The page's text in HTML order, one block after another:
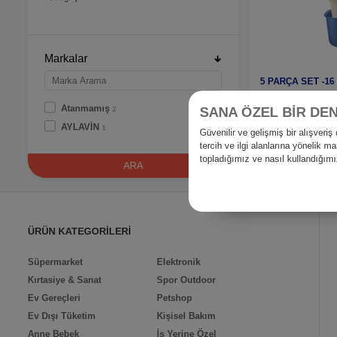
Markalar
Atanmamış 2
AYLAVİN 1
ARA
14450
ÜRÜN KATEGORİLERİ
Süpermarket
Elektronik
Kırtasiye & Sanat
Spor Outdoor
Ev Gereçleri
Petshop
Ev Dışı Tüketim
Kişisel Bakım
Anne Bebek
İş Yerine Özel
SANA ÖZEL BİR
Güvenilir ve gelişmiş bir alışveriş
tercih ve ilgi alanlarına yönelik
topladığımız ve nasıl